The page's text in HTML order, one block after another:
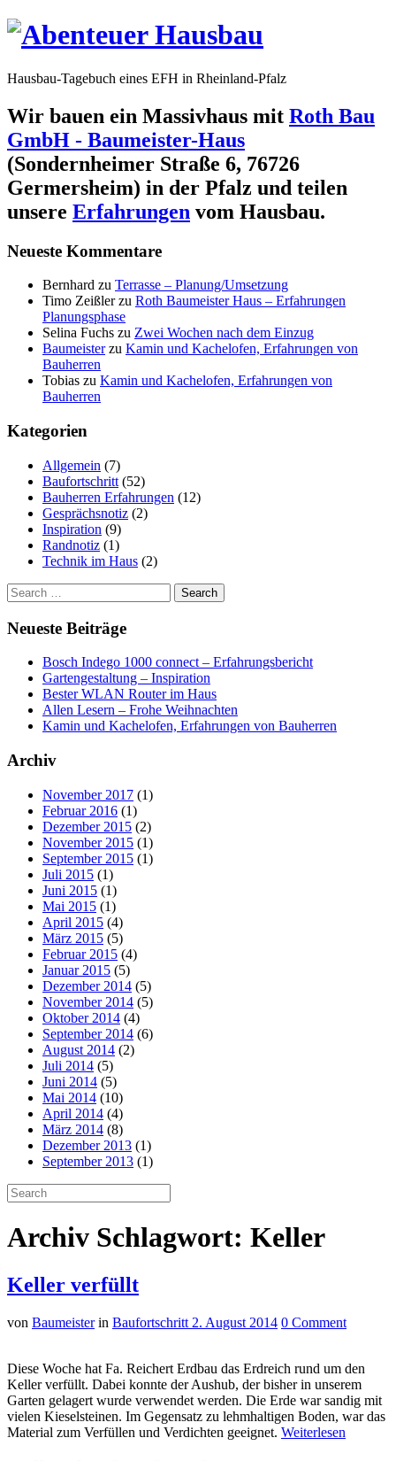
Hausbau-Tagebuch eines EFH in Rheinland-Pfalz
Wir bauen ein Massivhaus mit Roth Bau
GmbH - Baumeister-Haus
(Sondernheimer Straße 6, 76726
Germersheim) in der Pfalz und teilen
unsere Erfahrungen vom Hausbau.
Neueste Kommentare
Bernhard zu Terrasse – Planung/Umsetzung
Timo Zeißlerzu Roth Baumeister Haus – Erfahrungen
Planungsphase
Selina Fuchs zu Zwei Wochen nach dem Einzug
Baumeisterzu Kamin und Kachelofen, Erfahrungen von
Bauherren
Tobias zu Kamin und Kachelofen, Erfahrungen von
Bauherren
Kategorien
Allgemein (7)
Baufortschritt (52)
Bauherren Erfahrungen (12)
Gesprächsnotiz (2)
Inspiration (9)
Randnotiz (1)
Technik im Haus (2)
Search
for:
Neueste Beiträge
Bosch Indego 1000 connect – Erfahrungsbericht
Gartengestaltung – Inspiration
Bester WLAN Router im Haus
Allen Lesern – Frohe Weihnachten
Kamin und Kachelofen, Erfahrungen von Bauherren
Archiv
November 2017 (1)
Februar 2016 (1)
Dezember 2015 (2)
November 2015 (1)
September 2015 (1)
Juli 2015 (1)
Juni 2015 (1)
Mai 2015 (1)
April 2015 (4)
März 2015 (5)
Februar 2015 (4)
Januar 2015 (5)
Dezember 2014 (5)
November 2014 (5)
Oktober 2014 (4)
September 2014 (6)
August 2014 (2)
Juli 2014 (5)
Juni 2014 (5)
Mai 2014 (10)
April 2014 (4)
März 2014 (8)
Dezember 2013 (1)
September 2013 (1)
Archiv Schlagwort: Keller
Keller verfüllt
von Baumeisterin Baufortschritt 2. August 2014 0 Comment
Diese Woche hat Fa. Reichert Erdbau das Erdreich rund um den
Keller verfüllt. Dabei konnte der Aushub, der bisher in unserem
Garten gelagert wurde verwendet werden. Die Erde war sandig mit
vielen Kieselsteinen. Im Gegensatz zu lehmhaltigen Boden, war das
Material zum Verfüllen und Verdichten geeignet. Weiterlesen